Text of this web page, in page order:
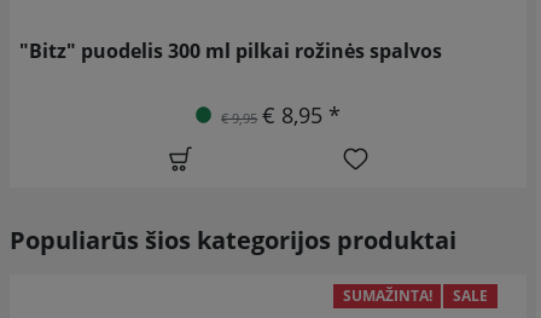
"Bitz" puodelis 300 ml pilkai rožinės spalvos
€ 9,95 € 8,95 *
Populiarūs šios kategorijos produktai
SUMAŽINTA! SALE